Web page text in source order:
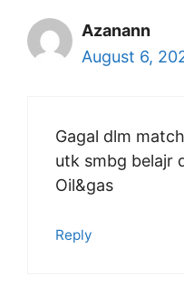
Azanann
August 6,
Gagal dlm
utk smbg belajr
Oil&gas
Reply